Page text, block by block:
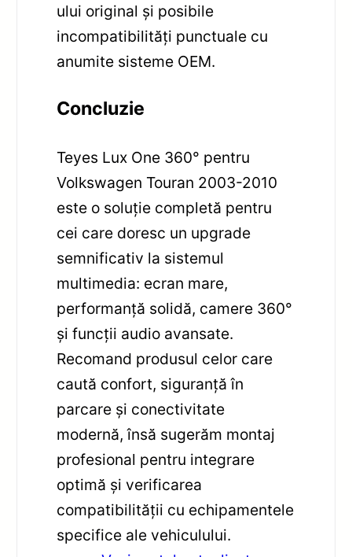
ului original și posibile
incompatibilități punctuale cu
anumite sisteme OEM.
Concluzie
Teyes Lux One 360° pentru
Volkswagen Touran 2003-2010
este o soluție completă pentru
cei care doresc un upgrade
semnificativ la sistemul
multimedia: ecran mare,
performanță solidă, camere 360°
și funcții audio avansate.
Recomand produsul celor care
caută confort, siguranță în
parcare și conectivitate
modernă, însă sugerăm montaj
profesional pentru integrare
optimă și verificarea
compatibilității cu echipamentele
specifice ale vehiculului.